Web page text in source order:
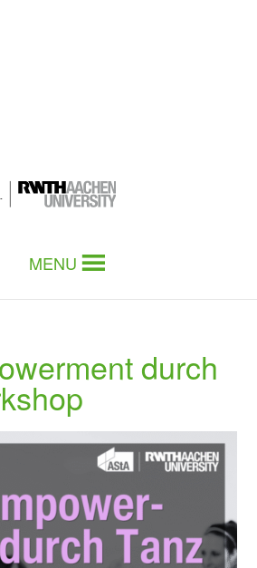
MENU
durch